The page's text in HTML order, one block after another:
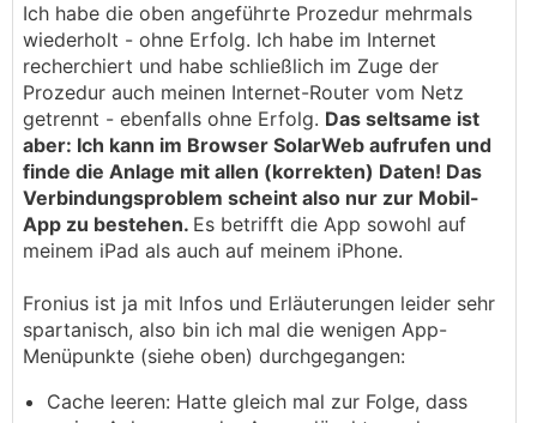
Ich habe die oben angeführte Prozedur mehrmals
wiederholt - ohne Erfolg. Ich habe im Internet
recherchiert und habe schließlich im Zuge der
Prozedur auch meinen Internet-Router vom Netz
getrennt - ebenfalls ohne Erfolg. Das seltsame ist
aber: Ich kann im Browser SolarWeb aufrufen und
finde die Anlage mit allen (korrekten) Daten! Das
Verbindungsproblem scheint also nur zur Mobil-
App zu bestehen. Es betrifft die App sowohl auf
meinem iPad als auch auf meinem iPhone.
Fronius ist ja mit Infos und Erläuterungen leider sehr
spartanisch, also bin ich mal die wenigen App-
Menüpunkte (siehe oben) durchgegangen:
Cache leeren: Hatte gleich mal zur Folge, dass